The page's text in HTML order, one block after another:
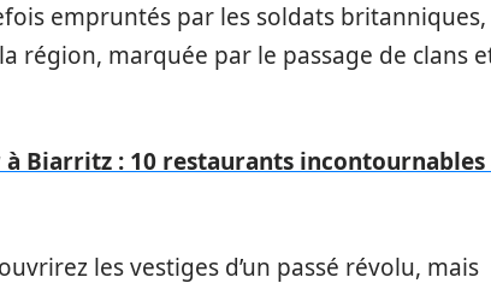
empruntés par les soldats britanniques,
région, marquée par le passage de clans
à Biarritz : 10 restaurants incontournables
les vestiges d’un passé révolu, mais